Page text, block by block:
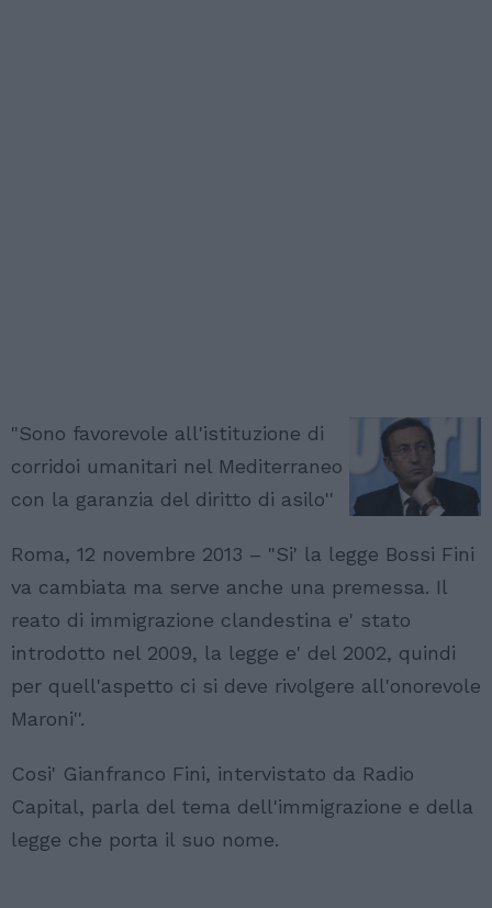
"Sono favorevole all'istituzione di
corridoi umanitari nel Mediterraneo
con la garanzia del diritto di asilo''
Roma, 12 novembre 2013 – "Si' la legge Bossi Fini
va cambiata ma serve anche una premessa. Il
reato di immigrazione clandestina e' stato
introdotto nel 2009, la legge e' del 2002, quindi
per quell'aspetto ci si deve rivolgere all'onorevole
Maroni''.
Cosi' Gianfranco Fini, intervistato da Radio
Capital, parla del tema dell'immigrazione e della
legge che porta il suo nome.